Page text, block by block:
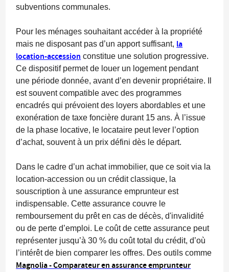
subventions communales.
Pour les ménages souhaitant accéder à la propriété
mais ne disposant pas d’un apport suffisant, la
location-accession constitue une solution progressive.
Ce dispositif permet de louer un logement pendant
une période donnée, avant d’en devenir propriétaire. Il
est souvent compatible avec des programmes
encadrés qui prévoient des loyers abordables et une
exonération de taxe foncière durant 15 ans. À l’issue
de la phase locative, le locataire peut lever l’option
d’achat, souvent à un prix défini dès le départ.
Dans le cadre d’un achat immobilier, que ce soit via la
location-accession ou un crédit classique, la
souscription à une assurance emprunteur est
indispensable. Cette assurance couvre le
remboursement du prêt en cas de décès, d'invalidité
ou de perte d’emploi. Le coût de cette assurance peut
représenter jusqu’à30 % du coût total du crédit, d’où
l’intérêt de bien comparer les offres. Des outils comme
Magnolia - Comparateur en assurance emprunteur